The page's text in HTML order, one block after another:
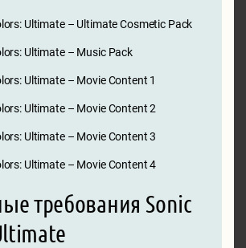
Ultimate – Ultimate Cosmetic Pack
Ultimate – Music Pack
Ultimate – Movie Content 1
Ultimate – Movie Content 2
Ultimate – Movie Content 3
Ultimate – Movie Content 4
требования Sonic